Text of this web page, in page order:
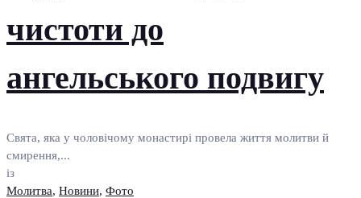
чистоти до
ангельського подвигу
Свята, яка у чоловічому монастирі провела життя молитви й
смирення,...
із
Молитва, Новини, Фото